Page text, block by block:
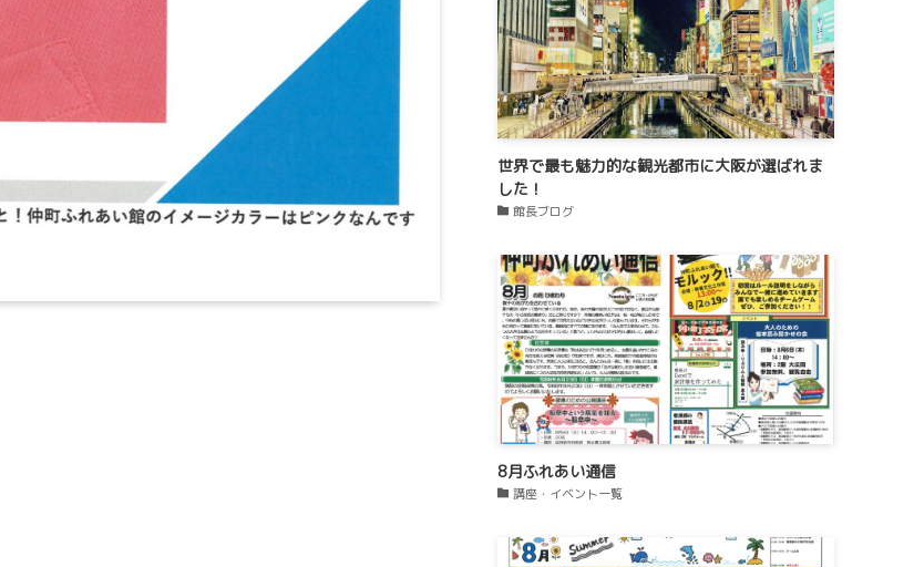
世界で最も魅力的な観光都市に大阪が選ばれま
した！
館長ブログ
8月ふれあい通信
講座・イベント一覧